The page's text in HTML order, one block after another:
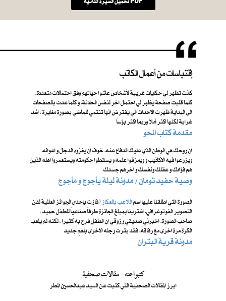
إقتباسات من أعمال الكاتب
كانت تظهر لي حكايات غريبة لأشخاص عاشوا حياتهم وفق احتمالات متعددة.
كلما قلبت صفحة يظهر لي احتمال اخر لنفس الحادثة. و كلما عدت بالصفحات
الى البداية ظهرت الاحداث الي يفترض انها تنتمي للماضي بصورة مغايرة ، اشد
غرابة لكنها اكثر أملاً وربما اكثر بؤساً
مقدمة كتاب المحو
ان روحك هي الوطن الذي عليك الدفاع عنه. خوفَ ان يغزوه الدجال و اعوانه
ويزرعوا فيه الاكاذيب و ويمزقوا علمه و يسقطوا حكومته ويستعمروا اهله الذين
هم فؤادك و عقلك ونفسك و آخرهم جسدك
​ وصية حفيد تومان / مدونة ليلة يأجوج و مأجوج
الصورة التي اطلقنا عليها اسم ​اللاعب بالعكاز !فازت بإحدى الجوائز العالمية لفن
التصوير الفوتوغرافي. اشترينا بمبلغ الجائزة طرفاً صناعياً للطفل حميد ،
صاحب الصورة. اخبرني صديقي رزوقي ان الطفل فرح به كثيرا ، لكنه لم يلعب
الكرة مرة اخرى مع رفاقه. فقد بترت رجله الاخرى بلغمٍ جديد
مدونة قرية البتران
كتبوا عنه - مقالات صحفية
ابرز المقالات الصحفية التي كتبت عن السيد عبدالحسين المطر